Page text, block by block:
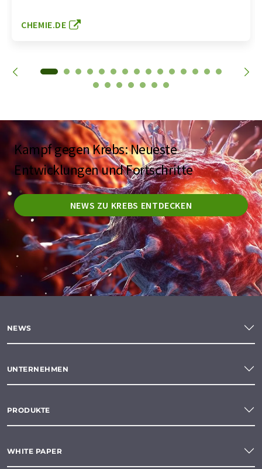
CHEMIE.DE
Kampf gegen Krebs: Neueste
Entwicklungen und Fortschritte
NEWS ZU KREBS ENTDECKEN
NEWS
UNTERNEHMEN
PRODUKTE
WHITE PAPER